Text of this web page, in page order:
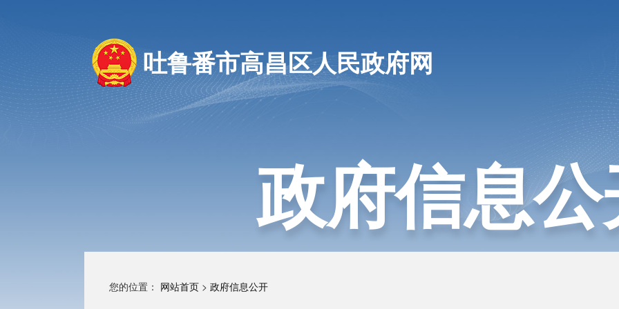
吐鲁番市高昌区人民政府网
政府信息
您的位置： 网站首页 > 政府信息公开